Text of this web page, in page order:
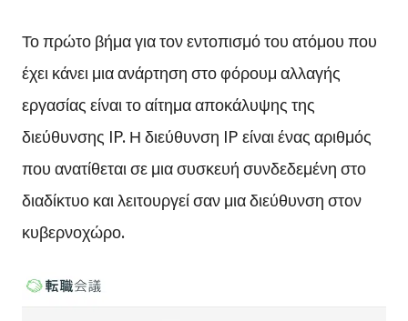
Το πρώτο βήμα για τον εντοπισμό του ατόμου που
έχει κάνει μια ανάρτηση στο φόρουμ αλλαγής
εργασίας είναι το αίτημα αποκάλυψης της
διεύθυνσης IP. Η διεύθυνση IP είναι ένας αριθμός
που ανατίθεται σε μια συσκευή συνδεδεμένη στο
διαδίκτυο και λειτουργεί σαν μια διεύθυνση στον
κυβερνοχώρο.